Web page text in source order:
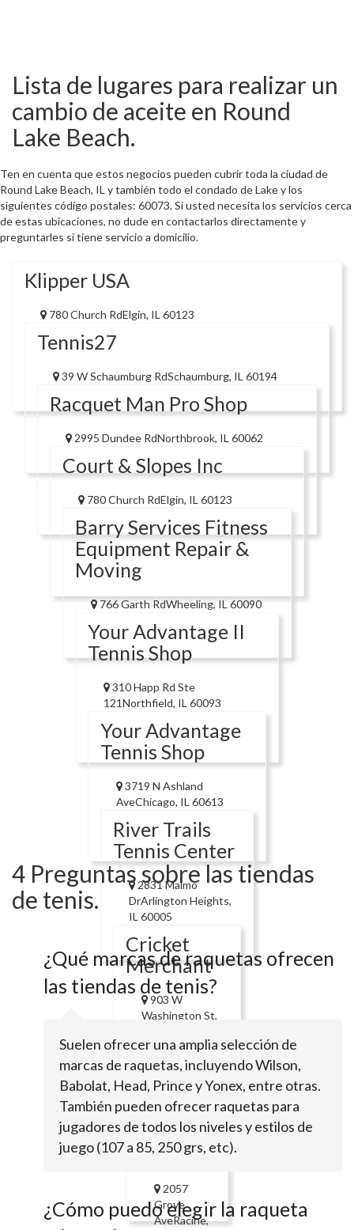
Lista de lugares para realizar un
cambio de aceite en Round
Lake Beach.
Ten en cuenta que estos negocios pueden cubrir toda la ciudad de
Round Lake Beach, IL y también todo el condado de Lake y los
siguientes código postales: 60073. Si usted necesita los servicios cerca
de estas ubicaciones, no dude en contactarlos directamente y
preguntarles si tiene servicio a domicilio.
Klipper USA
780 Church RdElgin, IL 60123
Tennis27
39 W Schaumburg RdSchaumburg, IL 60194
Racquet Man Pro Shop
2995 Dundee RdNorthbrook, IL 60062
Court & Slopes Inc
780 Church RdElgin, IL 60123
Barry Services Fitness
Equipment Repair &
Moving
766 Garth RdWheeling, IL 60090
Your Advantage II
Tennis Shop
310 Happ Rd Ste
121Northfield, IL 60093
Your Advantage
Tennis Shop
3719 N Ashland
AveChicago, IL 60613
River Trails
Tennis Center
2831 Malmo
DrArlington Heights,
IL 60005
Cricket
Merchant
903 W
Washington St,
Chicago, IL
60185
Billy-
Willie
Racket
Stringing
2057
Grove
AveRacine,
4 Preguntas sobre las tiendas
de tenis.
¿Qué marcas de raquetas ofrecen
las tiendas de tenis?
Suelen ofrecer una amplia selección de
marcas de raquetas, incluyendo Wilson,
Babolat, Head, Prince y Yonex, entre otras.
También pueden ofrecer raquetas para
jugadores de todos los niveles y estilos de
juego (107 a 85, 250 grs, etc).
¿Cómo puedo elegir la raqueta